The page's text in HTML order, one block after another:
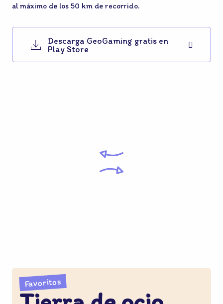
al máximo de los 50 km de recorrido.
Descarga GeoGaming gratis en
Play Store
Favoritos